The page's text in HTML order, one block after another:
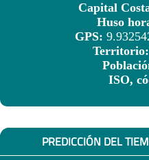
Capital
Huso
GPS:
Territorio:
ISO,
PREDICCIÓN DEL